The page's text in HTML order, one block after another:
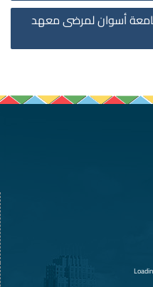
جامعة أسوان لمرضى معهد